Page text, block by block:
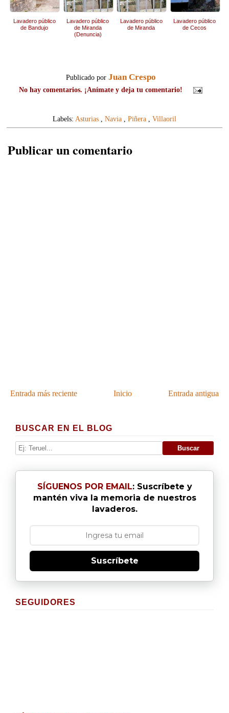
Lavadero público
de Bandujo
Lavadero público
de Miranda
(Denuncia)
Lavadero público
de Miranda
Lavadero público
de Cecos
Publicado por Juan Crespo
No hay comentarios. ¡Anímate y deja tu comentario!
Labels: Asturias , Navia , Piñera , Villaoril
Publicar un comentario
Entrada más reciente Entrada antigua
Inicio
BUSCAR EN EL BLOG
SÍGUENOS POR EMAIL: Suscríbete y
mantén viva la memoria de nuestros
lavaderos.
Suscríbete
SEGUIDORES